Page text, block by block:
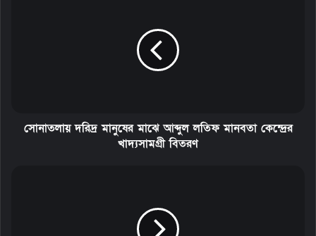
সোনাতলায় দরিদ্র মানুষের মাঝে আব্দুল লতিফ মানবতা কেন্দ্রের
খাদ্যসামগ্রী বিতরণ